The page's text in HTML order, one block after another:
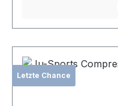
Letzte Chance